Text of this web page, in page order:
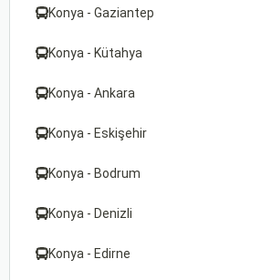
Konya - Gaziantep
Konya - Kütahya
Konya - Ankara
Konya - Eskişehir
Konya - Bodrum
Konya - Denizli
Konya - Edirne